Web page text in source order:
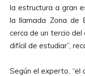
la estructura a gran
la llamada Zona de
cerca de un tercio
difícil de estudiar”,
Según el experto,